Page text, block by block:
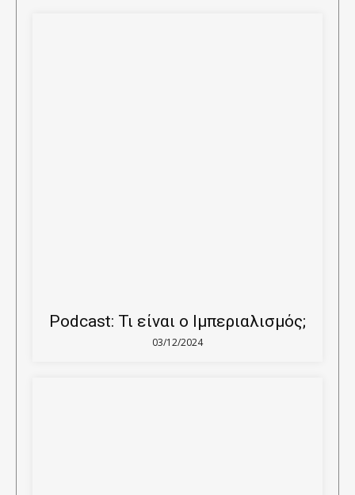
Podcast: Τι είναι ο Ιμπεριαλισμός;
03/12/2024